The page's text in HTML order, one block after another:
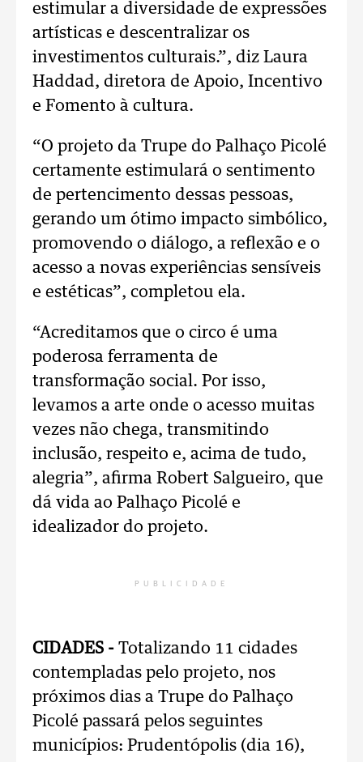
estimular a diversidade de expressões
artísticas e descentralizar os
investimentos culturais.”, diz Laura
Haddad, diretora de Apoio, Incentivo
e Fomento à cultura.
“O projeto da Trupe do Palhaço Picolé
certamente estimulará o sentimento
de pertencimento dessas pessoas,
gerando um ótimo impacto simbólico,
promovendo o diálogo, a reflexão e o
acesso a novas experiências sensíveis
e estéticas”, completou ela.
“Acreditamos que o circo é uma
poderosa ferramenta de
transformação social. Por isso,
levamos a arte onde o acesso muitas
vezes não chega, transmitindo
inclusão, respeito e, acima de tudo,
alegria”, afirma Robert Salgueiro, que
dá vida ao Palhaço Picolé e
idealizador do projeto.
PUBLICIDADE
CIDADES - Totalizando 11 cidades
contempladas pelo projeto, nos
próximos dias a Trupe do Palhaço
Picolé passará pelos seguintes
municípios: Prudentópolis (dia 16),